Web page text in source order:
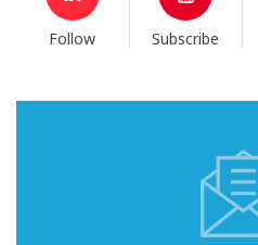
Follow Subscribe